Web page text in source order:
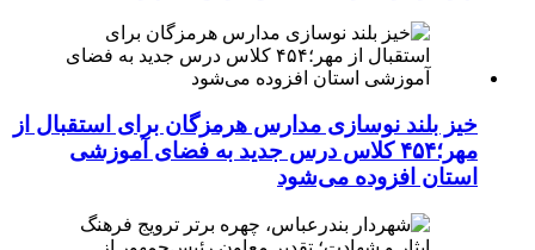
خیز بلند نوسازی مدارس هرمزگان برای استقبال از
مهر؛۴۵۴ کلاس درس جدید به فضای آموزشی
استان افزوده می‌شود